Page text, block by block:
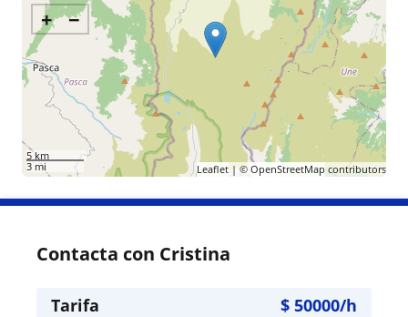
+ −
5 km
3 mi
Leaflet| © OpenStreetMap contributors
Contacta con Cristina
Tarifa $ 50000/h